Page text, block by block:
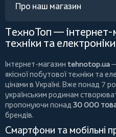
Про наш магазин
ТехноТоп — інтернет-
техніки та електроніки
Інтернет-магазин tehnotop.ua
якісної побутової техніки та
цінами в Україні. Вже понад 7
українським родинам
пропонуючи понад 30 000
брендів.
Смартфони та мобільні